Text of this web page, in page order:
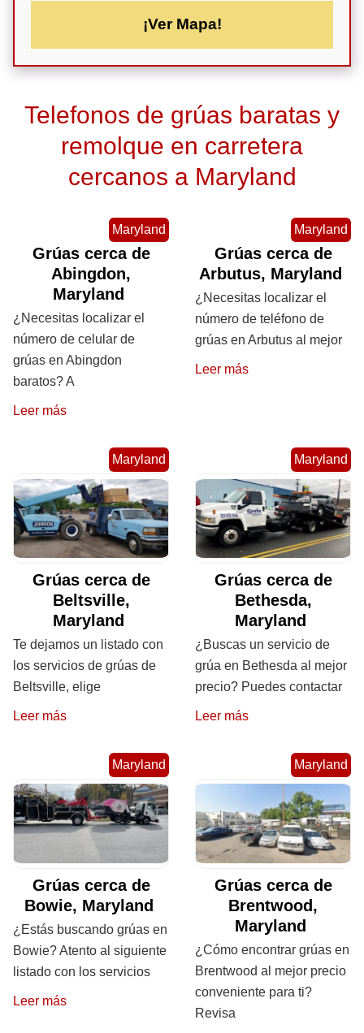
¡Ver Mapa!
Telefonos de grúas baratas y
remolque en carretera
cercanos a Maryland
Maryland
Grúas cerca de
Abingdon,
Maryland
¿Necesitas localizar el
número de celular de
grúas en Abingdon
baratos? A
Leer más
Maryland
Grúas cerca de
Arbutus, Maryland
¿Necesitas localizar el
número de teléfono de
grúas en Arbutus al mejor
Leer más
Maryland
Grúas cerca de
Beltsville,
Maryland
Te dejamos un listado con
los servicios de grúas de
Beltsville, elige
Leer más
Maryland
Grúas cerca de
Bethesda,
Maryland
¿Buscas un servicio de
grúa en Bethesda al mejor
precio? Puedes contactar
Leer más
Maryland
Grúas cerca de
Bowie, Maryland
¿Estás buscando grúas en
Bowie? Atento al siguiente
listado con los servicios
Leer más
Maryland
Grúas cerca de
Brentwood,
Maryland
¿Cómo encontrar grúas en
Brentwood al mejor precio
conveniente para ti?
Revisa